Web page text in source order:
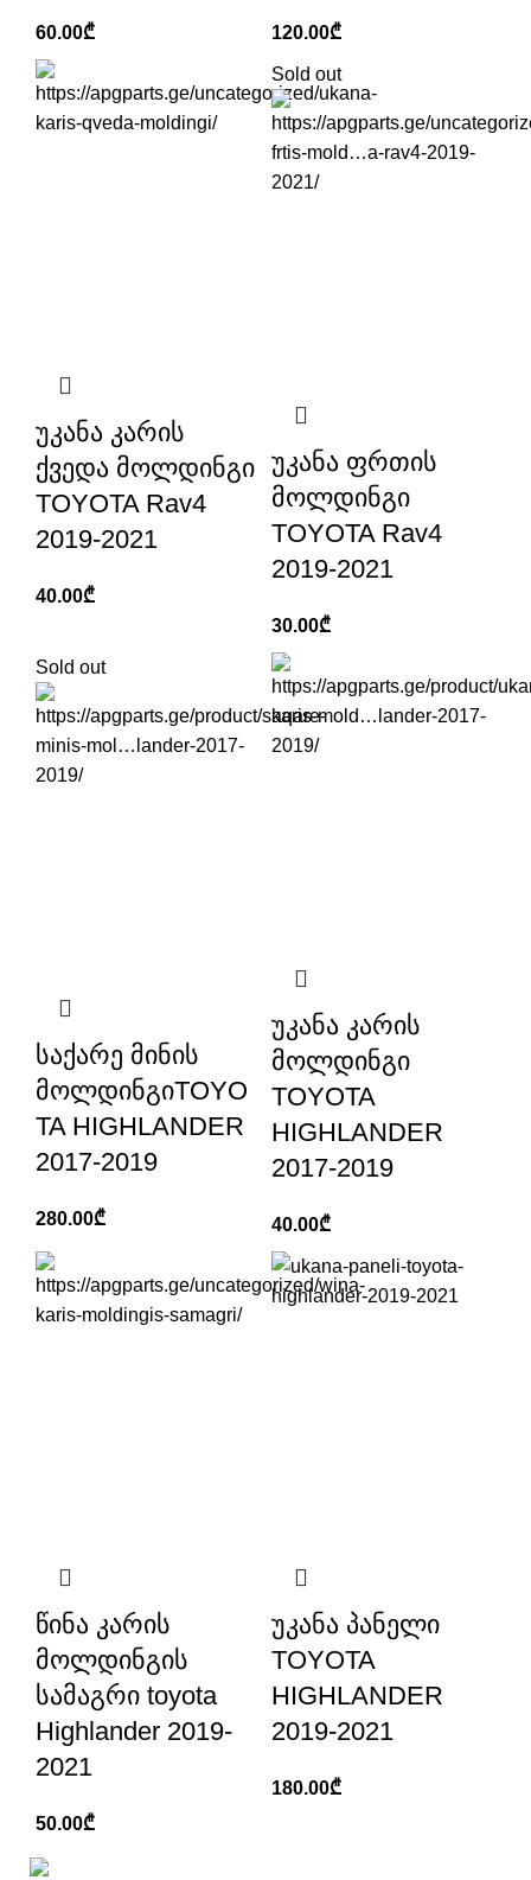
60.00₾ 120.00₾
უკანა კარის
ქვედა მოლდინგი
TOYOTA Rav4
2019-2021
40.00₾
Sold out
უკანა ფრთის
მოლდინგი
TOYOTA Rav4
2019-2021
30.00₾
Sold out
საქარე მინის
მოლდინგიTOYO
TA HIGHLANDER
2017-2019
280.00₾
უკანა კარის
მოლდინგი
TOYOTA
HIGHLANDER
2017-2019
40.00₾
წინა კარის
მოლდინგის
სამაგრი toyota
Highlander 2019-
2021
50.00₾
უკანა პანელი
TOYOTA
HIGHLANDER
2019-2021
180.00₾